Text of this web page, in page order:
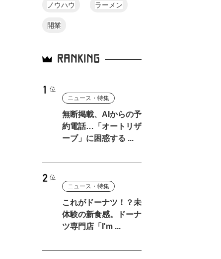
ノウハウ ラーメン
開業
RANKING
ニュース・特集
無断掲載、AIからの予
約電話…「オートリザ
ーブ」に困惑する ...
ニュース・特集
これがドーナツ！？未
体験の新食感。ドーナ
ツ専門店「I'm ...